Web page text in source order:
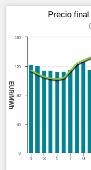
EUR/MWh
Precio
1 3 5 7 9
0
120
40
80
160